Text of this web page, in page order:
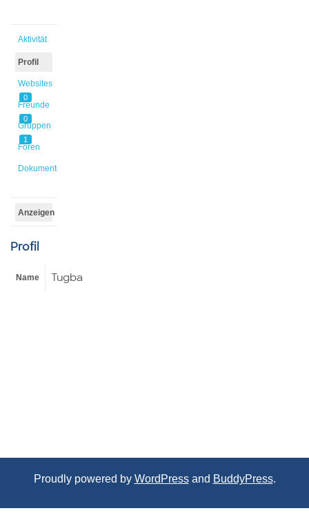
Aktivität
Profil
Websites
0
Freunde
0
Gruppen
1
Foren
Dokumente
Anzeigen
Profil
Name Tugba
Proudly powered by WordPressand BuddyPress.